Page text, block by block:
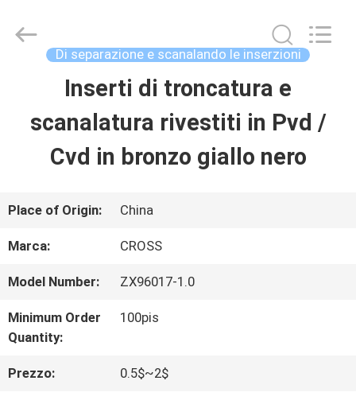
PRODOTTI
CHI
SIAMO
TOUR
carburo
cnccarbideinserts.com.
Di separazione e scanalando le inserzioni
Inserti di troncatura e
scanalatura rivestiti in Pvd /
Cvd in bronzo giallo nero
Place of Origin: China
Marca: CROSS
Model Number: ZX96017-1.0
Minimum Order
Quantity:
100pis
Prezzo: 0.5$~2$